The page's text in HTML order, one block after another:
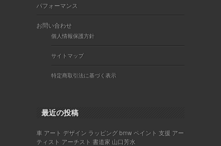
パフォーマンス
お問い合わせ
個人情報保護方針
サイトマップ
特定商取引法に基づく表示
最近の投稿
車 アート デザイン ラッピング bmw ペイント 支援 アー
ティスト アーチスト 書道家 山口芳水